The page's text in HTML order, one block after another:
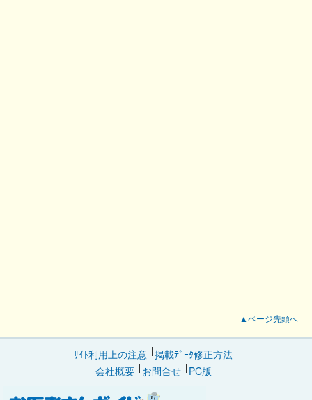
▲ページ先頭へ
ｻｲﾄ利用上の注意 掲載ﾃﾞｰﾀ修正方法
会社概要
お問合せ PC版